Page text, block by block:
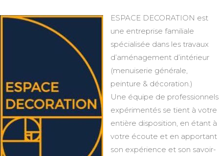
ESPACE DECORATION est
une entreprise familiale
spécialisée dans les travaux
d’aménagement d’intérieur
(menuiserie générale,
peinture & décoration.)
Une équipe de professionnels
expérimentés se tient à votre
entière disposition, en étant à
votre écoute et en apportant
son expérience et son savoir-